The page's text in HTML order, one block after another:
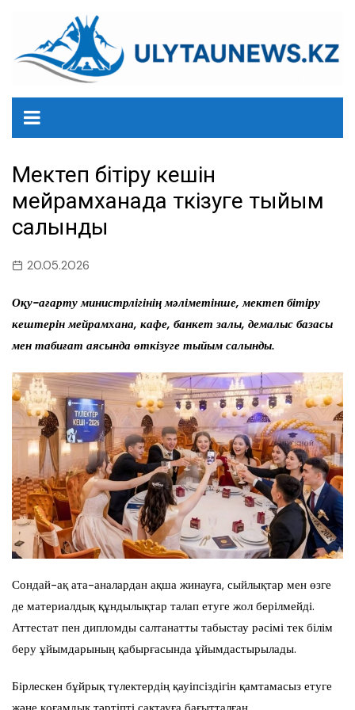
содержанию
Мектеп бітіру кешін
мейрамханада өткізуге тыйым
салынды
20.05.2026
Оқу-ағарту министрлігінің мәліметінше, мектеп бітіру
кештерін мейрамхана, кафе, банкет залы, демалыс базасы
мен табиғат аясында өткізуге тыйым салынды.
Сондай-ақ ата-аналардан ақша жинауға, сыйлықтар мен өзге
де материалдық құндылықтар талап етуге жол берілмейді.
Аттестат пен дипломды салтанатты табыстау рәсімі тек білім
беру ұйымдарының қабырғасында ұйымдастырылады.
Бірлескен бұйрық түлектердің қауіпсіздігін қамтамасыз етуге